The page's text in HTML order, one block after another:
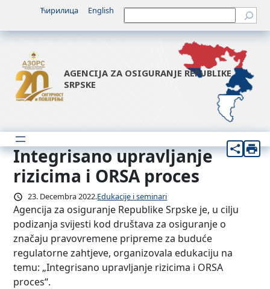
sadržaj
Ћирилица English Претрага
AGENCIJA ZA OSIGURANJE REPUBLIKE
SRPSKE
Integrisano upravljanje
rizicima i ORSA proces
23. Decembra 2022.Edukacije i seminari
Agencija za osiguranje Republike Srpske je, u cilju
podizanja svijesti kod društava za osiguranje o
značaju pravovremene pripreme za buduće
regulatorne zahtjeve, organizovala edukaciju na
temu: „Integrisano upravljanje rizicima i ORSA
proces“.